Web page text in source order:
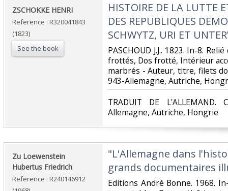
‎ZSCHOKKE HENRI‎
Reference : R320041843
(1823)
See the book
‎HISTOIRE DE LA LUTTE
DES REPUBLIQUES
SCHWYTZ, URI ET
‎PASCHOUD J.J.. 1823. In-8.
frottés, Dos frotté, Intérieur
marbrés - Auteur, titre, filets
943-Allemagne, Autriche,
‎TRADUIT DE
Allemagne, Autriche, Hongrie‎
‎Zu Loewenstein
Hubertus Friedrich‎
Reference : R240146912
‎"L'Allemagne dans
grands documentaires
‎Editions André Bonne. 1968.